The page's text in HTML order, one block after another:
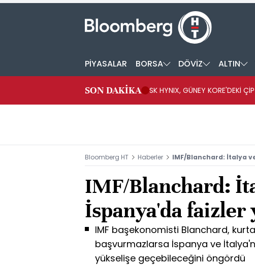
PİYASALAR BORSA DÖVİZ ALTIN
SON DAKİKA
SK HYNIX, GÜNEY KORE'DEKİ
Bloomberg HT Haberler IMF/Blanchard: İtalya
IMF/Blanchard:
İspanya'da
IMF başekonomisti Blanchard,
başvurmazlarsa İspanya ve
yükselişe geçebileceğini öngördü